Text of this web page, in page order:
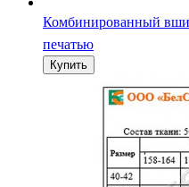
Комбинированный
печатью